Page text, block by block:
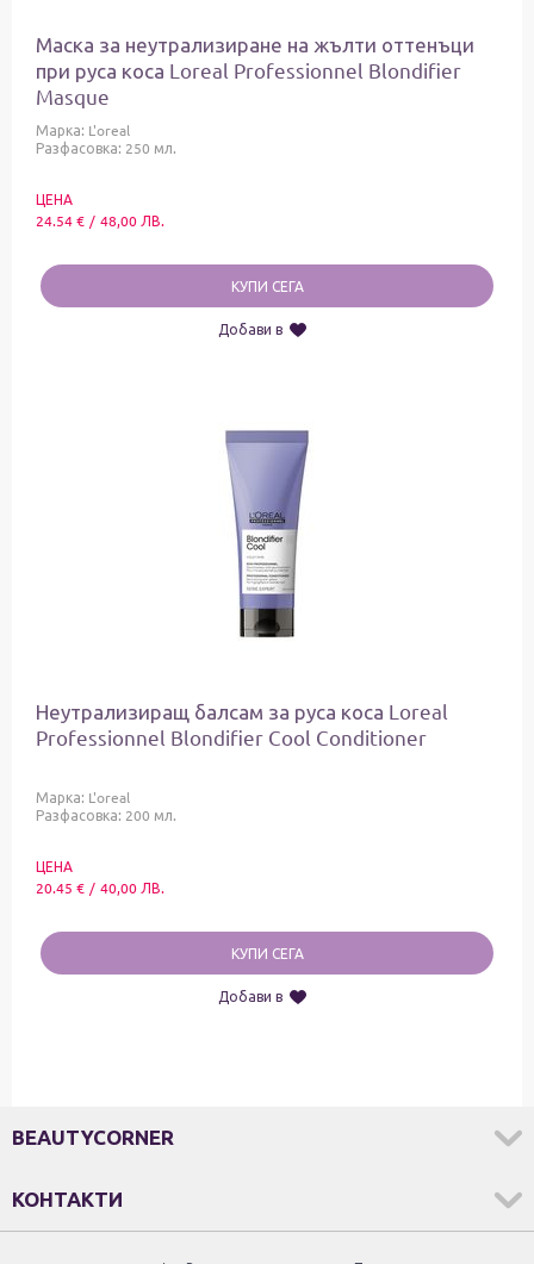
Маска за неутрализиране на жълти оттенъци
при руса коса Loreal Professionnel Blondifier
Masque
Марка: L'oreal
Разфасовка: 250 мл.
ЦЕНА
24.54€ / 48,00ЛВ.
КУПИ СЕГА
Добави в
Неутрализиращ балсам за руса коса Loreal
Professionnel Blondifier Cool Conditioner
Марка: L'oreal
Разфасовка: 200 мл.
ЦЕНА
20.45 € / 40,00ЛВ.
КУПИ СЕГА
Добави в
BEAUTYCORNER
КОНТАКТИ